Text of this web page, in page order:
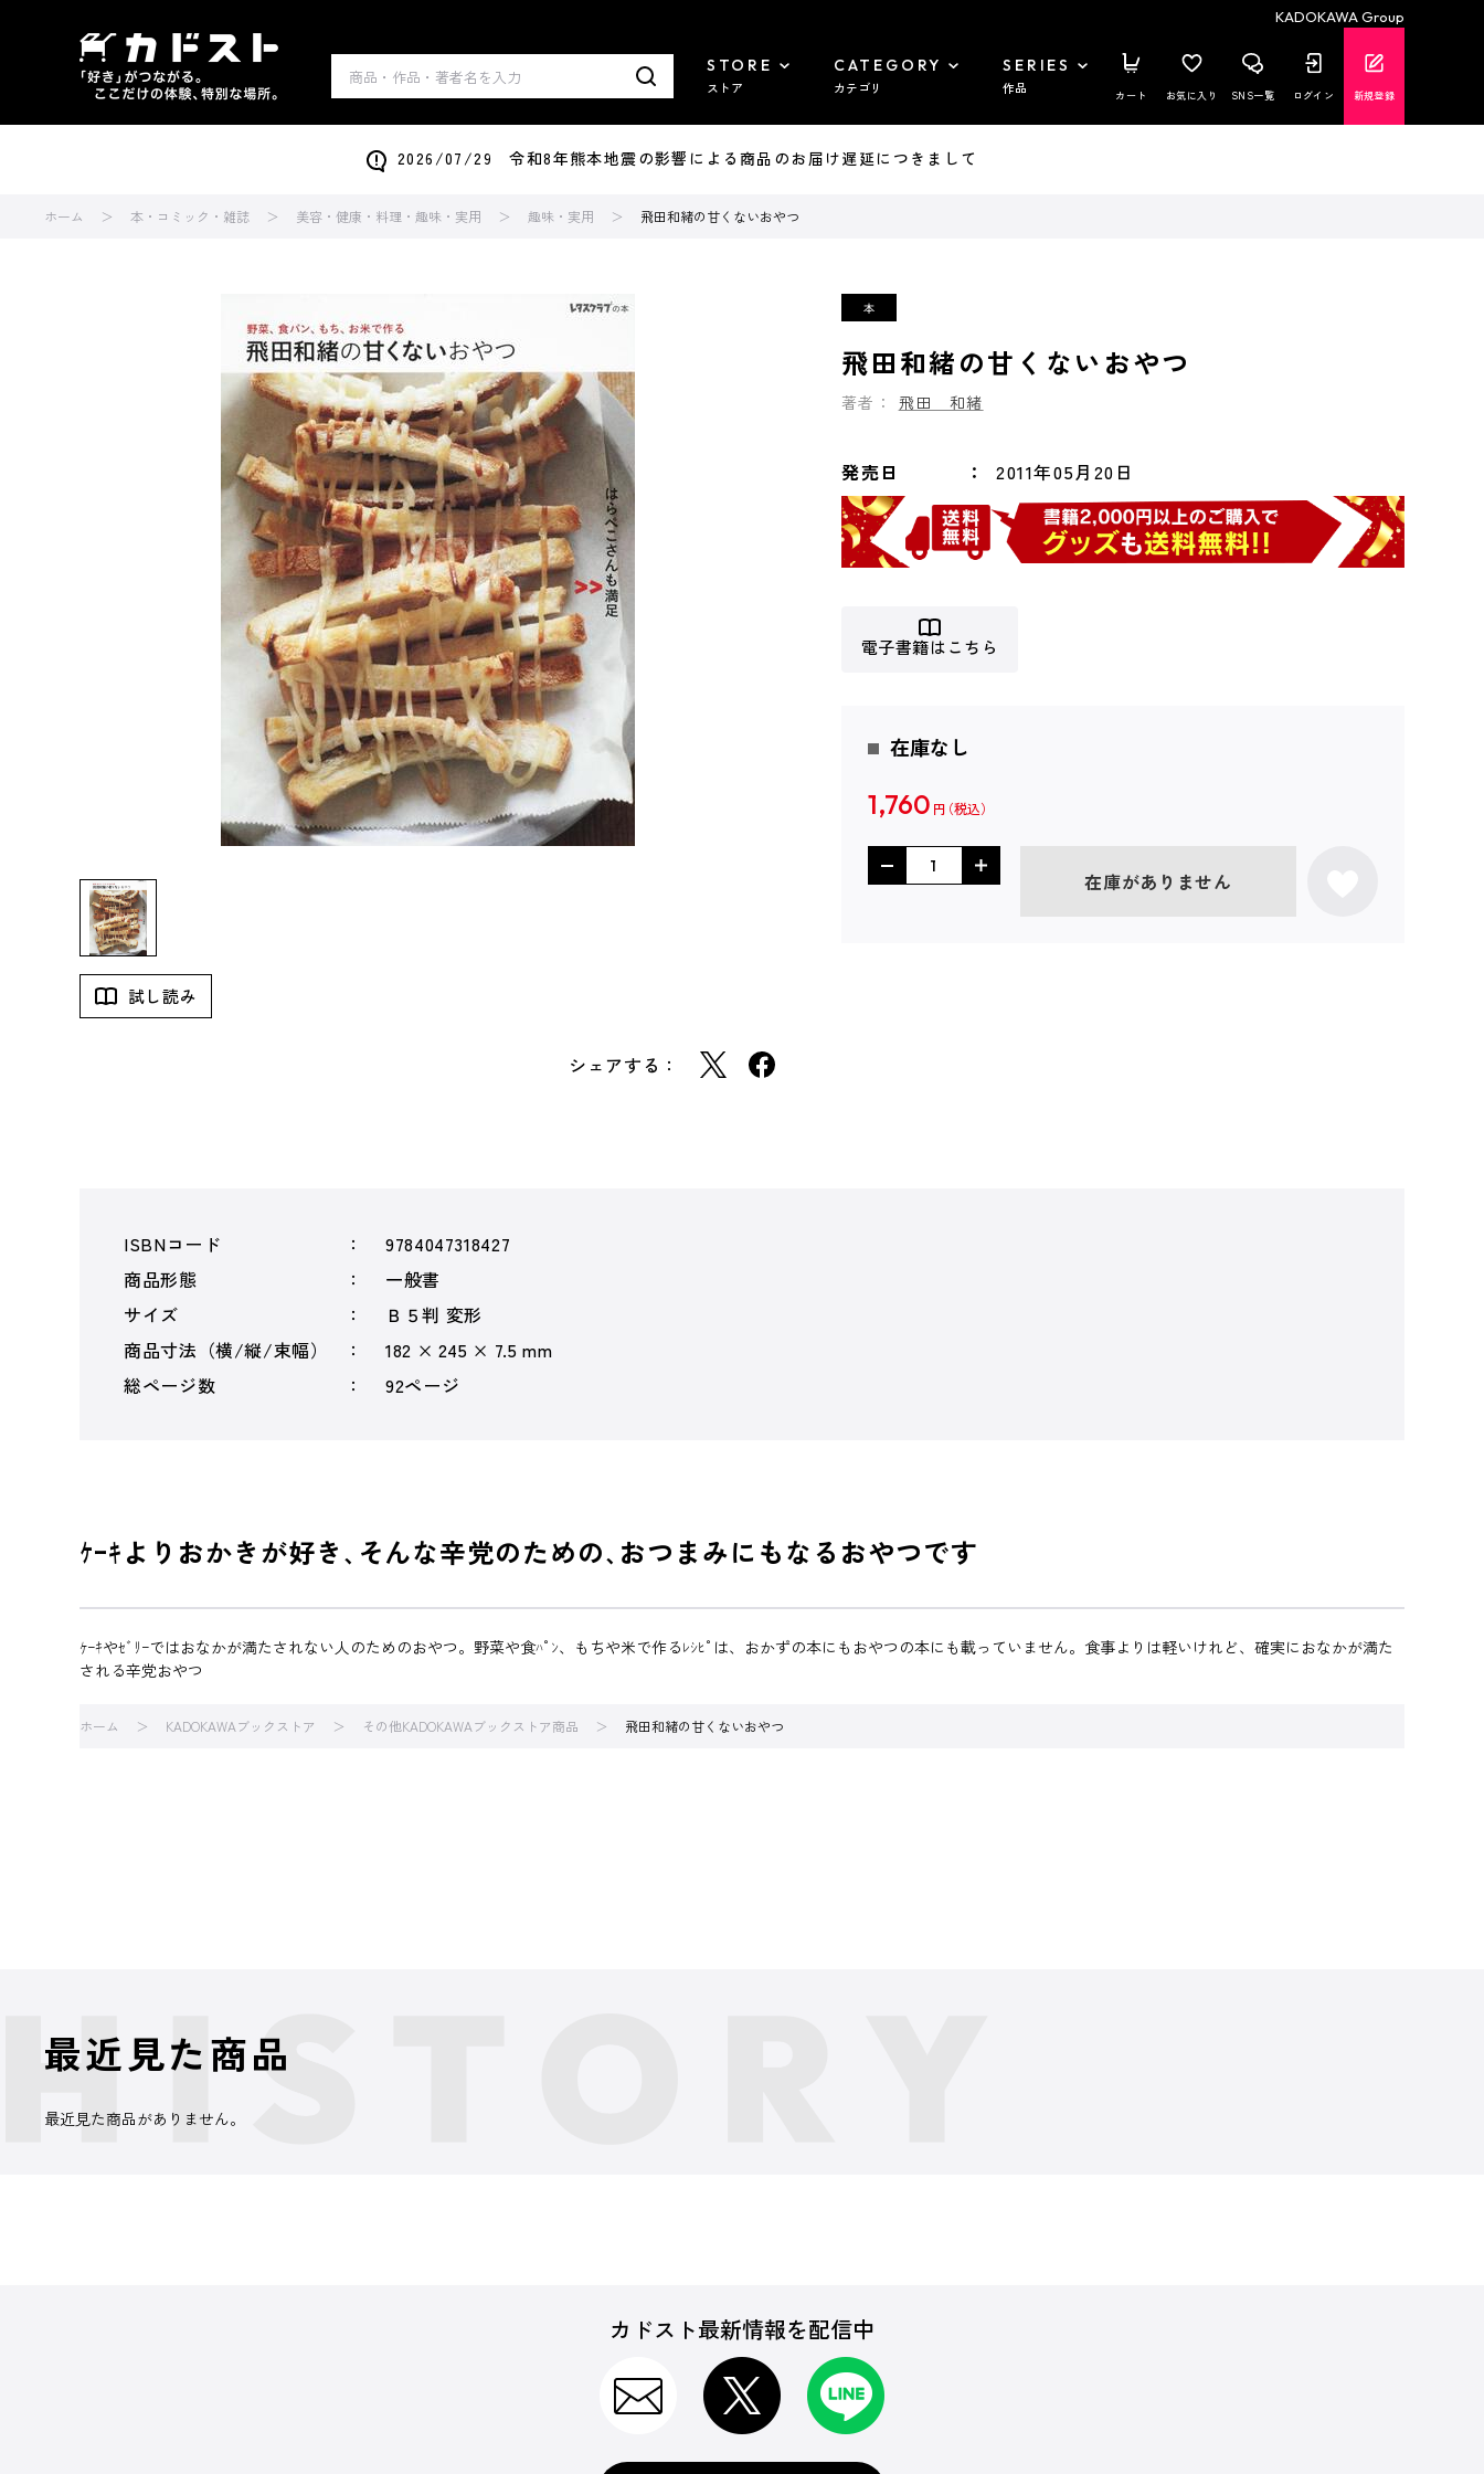
KADOKAWA Group
STORE
ストア
CATEGORY
カテゴリ
SERIES
作品 カート お気に入り SNS一覧 ログイン 新規登録
2026/07/29 令和8年熊本地震の影響による商品のお届け遅延につきまして
ホーム 本・コミック・雑誌 美容・健康・料理・趣味・実用 趣味・実用 飛田和緒の甘くないおやつ
試し読み
シェアする：
飛田和緒の甘くないおやつ
著者： 飛田 和緒
発売日 2011年05月20日
電子書籍はこちら
在庫なし
1,760 円
在庫がありません
ISBNコード
9784047318427
商品形態
一般書
サイズ
Ｂ５判 変形
商品寸法（横/縦/束幅）
182 × 245 × 7.5 mm
総ページ数
92ページ
ｹｰｷよりおかきが好き､そんな辛党のための､おつまみにもなるおやつです
ｹｰｷやｾﾞﾘｰではおなかが満たされない人のためのおやつ。野菜や食ﾊﾟﾝ、もちや米で作るﾚｼﾋﾟは、おかずの本にもおやつの本にも載っていません。食事よりは軽いけれど、確実におなかが満た
される辛党おやつ
ホーム KADOKAWAブックストア その他KADOKAWAブックストア商品 飛田和緒の甘くないおやつ
最近見た商品
最近見た商品がありません。
カドスト最新情報を配信中